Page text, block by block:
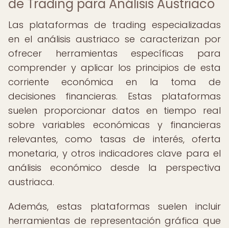
de Trading para Análisis Austriaco
Las plataformas de trading especializadas
en el análisis austriaco se caracterizan por
ofrecer herramientas específicas para
comprender y aplicar los principios de esta
corriente económica en la toma de
decisiones financieras. Estas plataformas
suelen proporcionar datos en tiempo real
sobre variables económicas y financieras
relevantes, como tasas de interés, oferta
monetaria, y otros indicadores clave para el
análisis económico desde la perspectiva
austriaca.
Además, estas plataformas suelen incluir
herramientas de representación gráfica que